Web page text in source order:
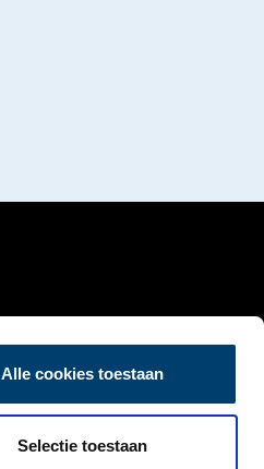
Alle cookies toestaan
Selectie toestaan